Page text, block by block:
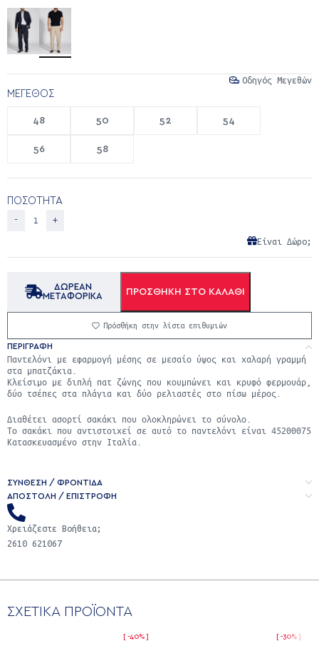
Οδηγός Μεγεθών
ΜΈΓΕΘΟΣ
48 50 52 54
56 58
ΠΟΣΟΤΗΤΑ
Είναι Δώρο;
ΔΩΡΕΑΝ
ΜΕΤΑΦΟΡΙΚΑ
ΠΡΟΣΘΉΚΗ ΣΤΟ ΚΑΛΆΘΙ
Πρόσθήκη στην λίστα επιθυμιών
ΠΕΡΙΓΡΑΦΉ
Παντελόνι με εφαρμογή μέσης σε μεσαίο ύψος και χαλαρή γραμμή
στα μπατζάκια.
Κλείσιμο με διπλή πατ ζώνης που κουμπώνει και κρυφό φερμουάρ,
δύο τσέπες στα πλάγια και δύο ρελιαστές στο πίσω μέρος.
Διαθέτει ασορτί σακάκι που ολοκληρώνει το σύνολο.
Το σακάκι που αντιστοιχεί σε αυτό το παντελόνι είναι 45200075
Κατασκευασμένο στην Ιταλία.
ΣΥΝΘΕΣΗ / ΦΡΟΝΤΙΔΑ
ΑΠΟΣΤΟΛΉ / ΕΠΙΣΤΡΟΦΉ
Χρειάζεστε Βοήθεια;
2610 621067
ΣΧΕΤΙΚΑ ΠΡΟΪΟΝΤΑ
-40% -30%